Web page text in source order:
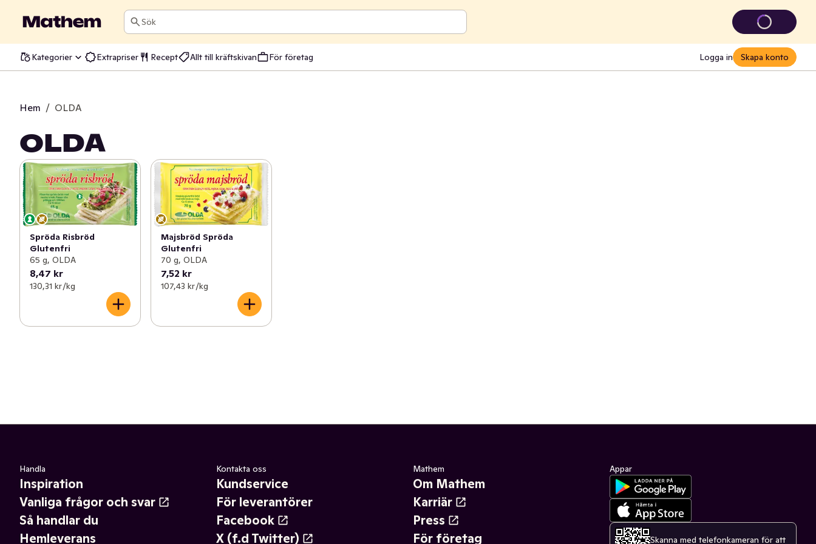
Sök
Kategorier Extrapriser Recept Allt till kräftskivan För företag Logga in Skapa konto
Hem / OLDA
OLDA
Spröda Risbröd
Glutenfri
65 g, OLDA
8,47 kr
130,31 kr /kg
Majsbröd Spröda
Glutenfri
70 g, OLDA
7,52 kr
107,43 kr /kg
Handla
Inspiration
Vanliga frågor och svar
Så handlar du
Hemleverans
Kontakta oss
Kundservice
För leverantörer
Facebook
X (f.d Twitter)
Mathem
Om Mathem
Karriär
Press
För företag
Appar
Skanna med telefonkameran för att